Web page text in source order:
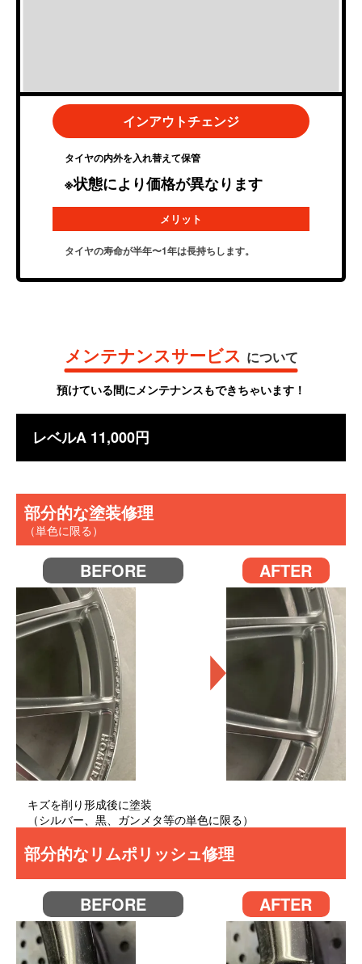
インアウトチェンジ
タイヤの内外を入れ替えて保管
※状態により価格が異なります
メリット
タイヤの寿命が半年〜1年は⻑持ちします。
メンテナンスサービス について
預けている間にメンテナンスもできちゃいます！
レベルA 11,000円
部分的な塗装修理
（単色に限る）
BEFORE AFTER
キズを削り形成後に塗装
（シルバー、黒、ガンメタ等の単色に限る）
部分的なリムポリッシュ修理
BEFORE AFTER